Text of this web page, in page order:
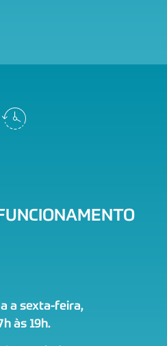
a sexta-feira,
às 19h.